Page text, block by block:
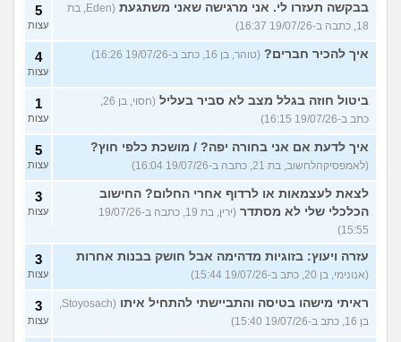
בבקשה תעזרו לי. אני מרגישה שאני משתגעת
(Eden, בת
18, כתבה ב-19/07/26 16:37)
5
עצות
איך להכיר חברים? (טוהר, בן 16, כתב ב-19/07/26 16:26) 4
עצות
ביטול חוזה בגלל מצב לא סביר בעליל
(חסוי, בן 26,
כתב ב-19/07/26 16:15)
1
עצות
איך לדעת אם אני בחורה יפה? / מושכת כלפי חוץ?
(לאמפסיקהלחשוב, בת 21, כתבה ב-19/07/26 16:04)
5
עצות
לצאת לעצמאות או לרדוף אחרי החלום? החישוב
הכלכלי שלי לא מסתדר
(ירין, בת 19, כתבה ב-19/07/26
15:55)
3
עצות
עזרה ויעוץ: בזוגיות מדהימה אבל חושק בבנות אחרות
(אנונימי, בן 20, כתב ב-19/07/26 15:44)
3
עצות
ראיתי מישהו בטיסה והתביישתי להתחיל איתו
(Stoyosach,
בן 16, כתב ב-19/07/26 15:40)
3
עצות